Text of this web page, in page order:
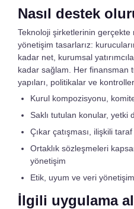
Nasıl destek
Teknoloji şirketlerinin gerçekte
yönetişim tasarlarız:
kadar net, kurumsal
kadar sağlam. Her finansman
yapıları, politikalar ve
Kurul kompozisyonu,
Saklı tutulan konular, yetki
Çıkar çatışması, ilişkili
Ortaklık sözleşmeleri
yönetişim
Etik, uyum ve veri
İlgili uygulama